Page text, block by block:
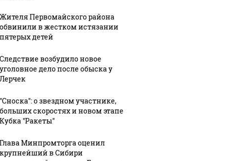
Жителя Первомайского района
обвинили в жестком истязании
пятерых детей
Следствие возбудило новое
уголовное дело после обыска у
Лерчек
"Сноска": о звездном участнике,
больших скоростях и новом этапе
Кубка "Ракеты"
Глава Минпромторга оценил
крупнейший в Сибири